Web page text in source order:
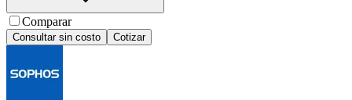
Comparar
Consultar sin costo Cotizar